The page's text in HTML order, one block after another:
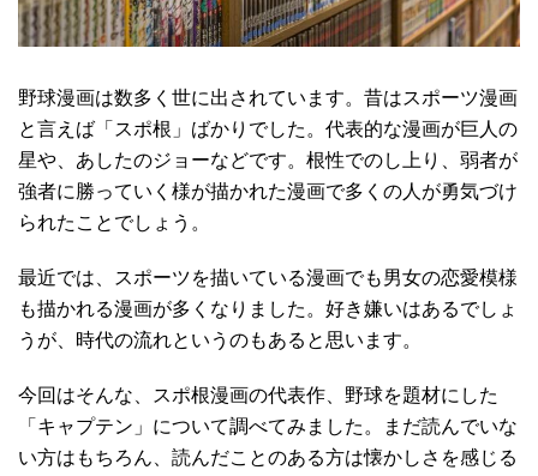
野球漫画は数多く世に出されています。昔はスポーツ漫画
と言えば「スポ根」ばかりでした。代表的な漫画が巨人の
星や、あしたのジョーなどです。根性でのし上り、弱者が
強者に勝っていく様が描かれた漫画で多くの人が勇気づけ
られたことでしょう。
最近では、スポーツを描いている漫画でも男女の恋愛模様
も描かれる漫画が多くなりました。好き嫌いはあるでしょ
うが、時代の流れというのもあると思います。
今回はそんな、スポ根漫画の代表作、野球を題材にした
「キャプテン」について調べてみました。まだ読んでいな
い方はもちろん、読んだことのある方は懐かしさを感じる